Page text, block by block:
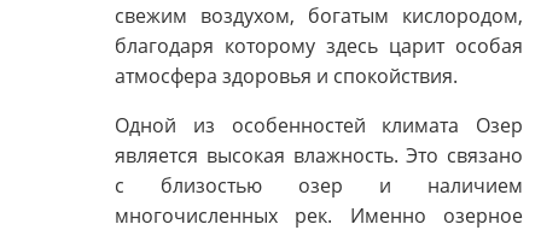
свежим воздухом, богатым кислородом,
благодаря которому здесь царит особая
атмосфера здоровья и спокойствия.
Одной из особенностей климата Озер
является высокая влажность. Это связано
с близостью озер и наличием
многочисленных рек. Именно озерное